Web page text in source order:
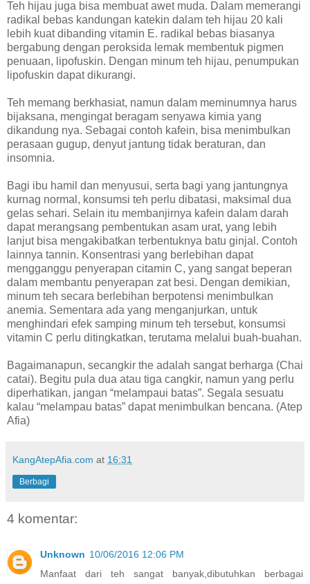
Teh hijau juga bisa membuat awet muda. Dalam memerangi
radikal bebas kandungan katekin dalam teh hijau 20 kali
lebih kuat dibanding vitamin E. radikal bebas biasanya
bergabung dengan peroksida lemak membentuk pigmen
penuaan, lipofuskin. Dengan minum teh hijau, penumpukan
lipofuskin dapat dikurangi.
Teh memang berkhasiat, namun dalam meminumnya harus
bijaksana, mengingat beragam senyawa kimia yang
dikandung nya. Sebagai contoh kafein, bisa menimbulkan
perasaan gugup, denyut jantung tidak beraturan, dan
insomnia.
Bagi ibu hamil dan menyusui, serta bagi yang jantungnya
kurnag normal, konsumsi teh perlu dibatasi, maksimal dua
gelas sehari. Selain itu membanjirnya kafein dalam darah
dapat merangsang pembentukan asam urat, yang lebih
lanjut bisa mengakibatkan terbentuknya batu ginjal. Contoh
lainnya tannin. Konsentrasi yang berlebihan dapat
mengganggu penyerapan citamin C, yang sangat beperan
dalam membantu penyerapan zat besi. Dengan demikian,
minum teh secara berlebihan berpotensi menimbulkan
anemia. Sementara ada yang menganjurkan, untuk
menghindari efek samping minum teh tersebut, konsumsi
vitamin C perlu ditingkatkan, terutama melalui buah-buahan.
Bagaimanapun, secangkir the adalah sangat berharga (Chai
catai). Begitu pula dua atau tiga cangkir, namun yang perlu
diperhatikan, jangan “melampaui batas”. Segala sesuatu
kalau “melampau batas” dapat menimbulkan bencana. (Atep
Afia)
KangAtepAfia.com at 16:31
Berbagi
4 komentar:
Unknown 10/06/2016 12:06 PM
Manfaat dari teh sangat banyak,dibutuhkan berbagai